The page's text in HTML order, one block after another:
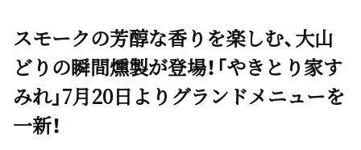
スモークの芳醇な香りを楽しむ、大山
どりの瞬間燻製が登場！「やきとり家す
みれ」7月20日よりグランドメニューを
一新！